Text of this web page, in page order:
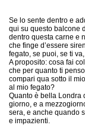
Se lo sente dentro e
qui su questo balcone
dentro questa carne e
che finge d’essere
fegato, se
A proposito: cosa fai
che per quanto ti
compari qua sotto il
al mio
Quanto è bella Londra
giorno, e a
sera, e anche quando
e